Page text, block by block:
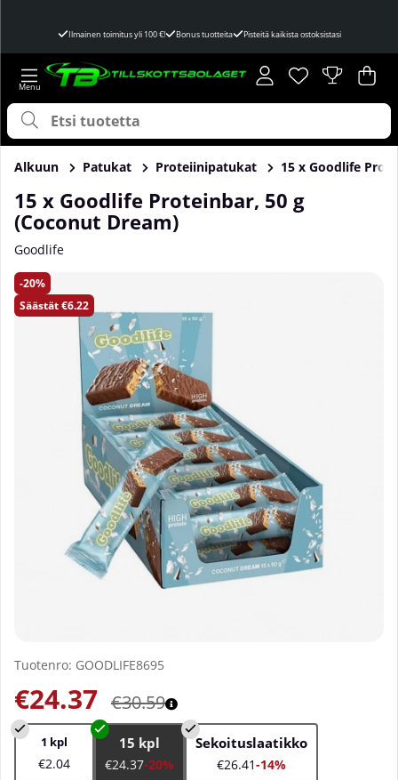
Ilmainen toimitus yli 100 €! Bonus tuotteita Pisteitä kaikista ostoksistasi
Toivelista
Lukumäärä
. .
Alkuun Patukat Proteiinipatukat 15 x Goodlife
15 x Goodlife Proteinbar, 50 g
(Coconut Dream)
Goodlife
20
Säästät€6.22
Tuotekuvat 15 x Goodlife Proteinbar, 50 g (Coconut Dream)
Tuotenro: GOODLIFE8695
€30.59
€24.37
1 kpl
€2.04
15 kpl
€24.37-20%
Sekoituslaatikko
€26.41-14%